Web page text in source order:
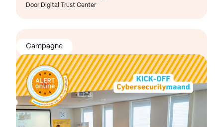
Door Digital Trust Center
Campagne